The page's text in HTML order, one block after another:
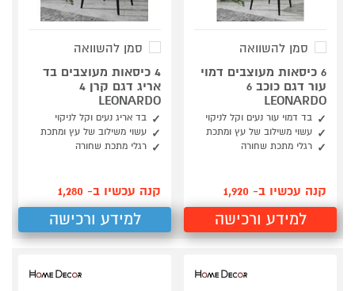
סמן להשוואה
6 כיסאות מעוצבים דמוי
עור דגם כוכב 6
LEONARDO
בד דמוי עור נעים וקל לניקוי
עשוי משילוב של עץ ומתכת
רגלי מתכת שחורה
קנה עכשיו ב- 1,920
למידע ורכישה
סמן להשוואה
4 כיסאות מעוצבים בד
אריג דגם קרן 4
LEONARDO
בד אריג נעים וקל לניקוי
עשוי משילוב של עץ ומתכת
רגלי מתכת שחורה
קנה עכשיו ב- 1,280
למידע ורכישה